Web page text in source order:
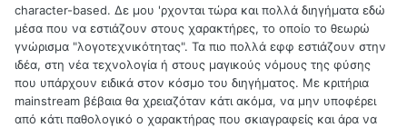
character-based. Δε μου 'ρχονται τώρα και πολλά διηγήματα εδώ
μέσα που να εστιάζουν στους χαρακτήρες, το οποίο το θεωρώ
γνώρισμα "λογοτεχνικότητας". Τα πιο πολλά εφφ εστιάζουν στην
ιδέα, στη νέα τεχνολογία ή στους μαγικούς νόμους της φύσης
που υπάρχουν ειδικά στον κόσμο του διηγήματος. Με κριτήρια
mainstream βέβαια θα χρειαζόταν κάτι ακόμα, να μην υποφέρει
από κάτι παθολογικό ο χαρακτήρας που σκιαγραφείς και άρα να